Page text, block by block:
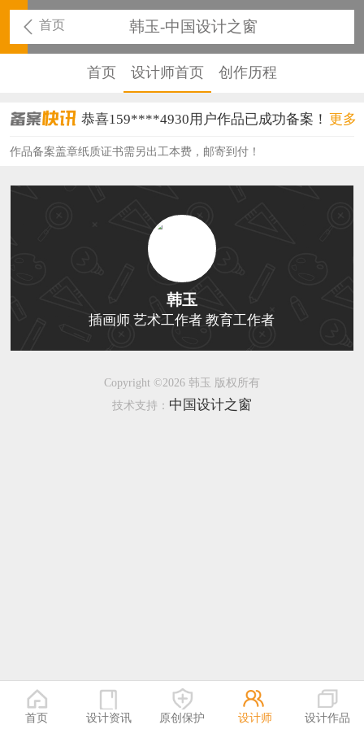
首页 韩玉-中国设计之窗
首页 设计师首页 创作历程
恭喜159****4930用户作品已成功备案！
恭喜150****6483用户作品已成功备案！
恭喜131****2473用户作品已成功备案！
恭喜159****4201用户作品已成功备案！
恭喜133****6466用户作品已成功备案！
恭喜131****1475用户作品已成功备案！
恭喜133****8874用户作品已成功备案！
恭喜138****8638用户作品已成功备案！
恭喜133****9020用户作品已成功备案！
更多
作品备案盖章纸质证书需另出工本费，邮寄到付！
韩玉
插画师 艺术工作者 教育工作者
Copyright ©2026 韩玉 版权所有
技术支持： 中国设计之窗
首页 设计资讯 原创保护 设计师 设计作品